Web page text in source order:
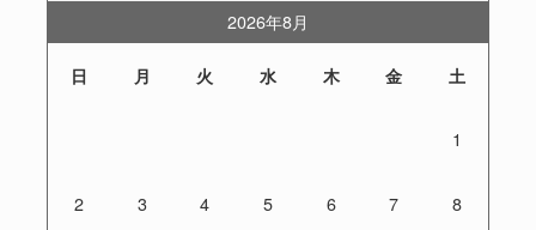
2026年8月
日 月 火 水 木 金 土
1
2 3 4 5 6 7 8